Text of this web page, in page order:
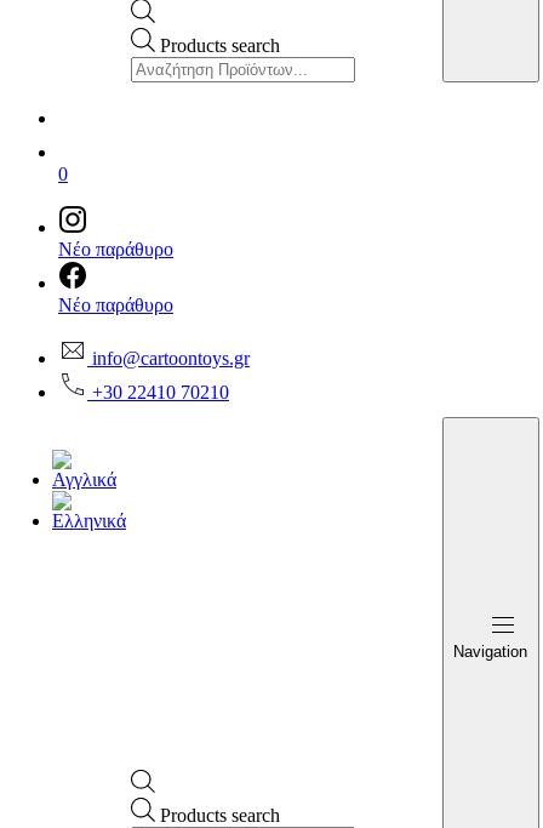
Products search
0
Νέο παράθυρο
Νέο παράθυρο
info@cartoontoys.gr
+30 22410 70210
Products search
Navigation